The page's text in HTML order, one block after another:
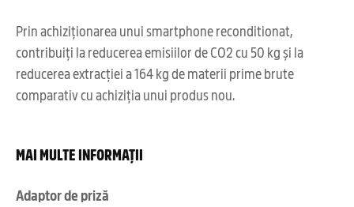
Prin achiziționarea unui smartphone reconditionat,
contribuiți la reducerea emisiilor de CO2 cu 50 kg și la
reducerea extracției a 164 kg de materii prime brute
comparativ cu achiziția unui produs nou.
MAI MULTE INFORMAȚII
Adaptor de priză